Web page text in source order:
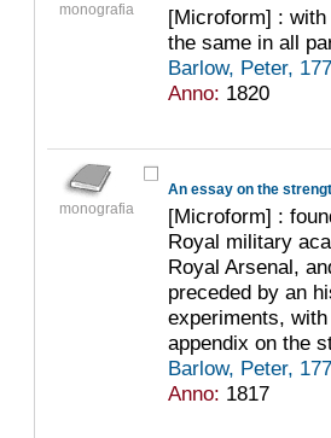
monografia
[Microform] :
the same in all
Barlow, Peter,
Anno: 1820
monografia
An essay on the
[Microform] :
Royal military
Royal Arsenal,
preceded by an
experiments,
appendix on the
Barlow, Peter,
Anno: 1817